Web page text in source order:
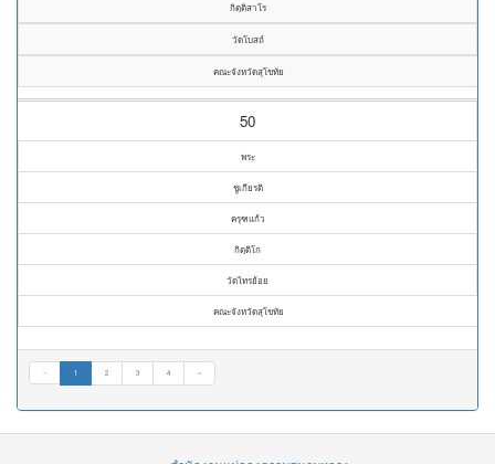
กิตฺติสาโร
วัดโบสถ์
คณะจังหวัดสุโขทัย
50
พระ
ชูเกียรติ
ครุฑแก้ว
กิตฺติโก
วัดไทรย้อย
คณะจังหวัดสุโขทัย
« 1 2 3 4 »